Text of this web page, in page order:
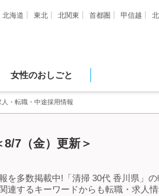
北海道 東北 北関東 首都圏 甲信越
女性のおしごと
・転職・中途採用情報
7（金）更新＞
多数掲載中!「清掃 30代 香川県」
連するキーワードからも転職・求人